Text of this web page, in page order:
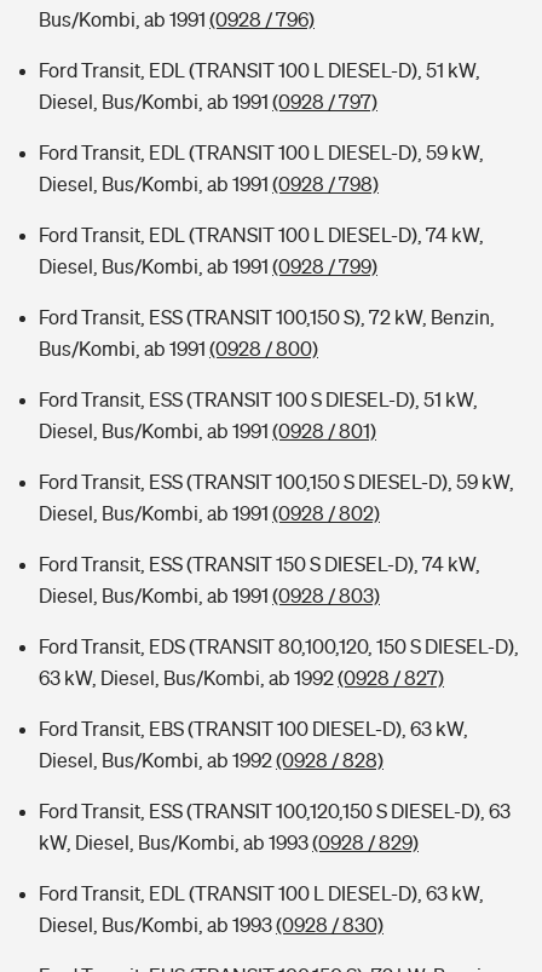
Bus/Kombi, ab 1991 (0928 / 796)
Ford Transit, EDL (TRANSIT 100 L DIESEL-D), 51 kW,
Diesel, Bus/Kombi, ab 1991 (0928 / 797)
Ford Transit, EDL (TRANSIT 100 L DIESEL-D), 59 kW,
Diesel, Bus/Kombi, ab 1991 (0928 / 798)
Ford Transit, EDL (TRANSIT 100 L DIESEL-D), 74 kW,
Diesel, Bus/Kombi, ab 1991 (0928 / 799)
Ford Transit, ESS (TRANSIT 100,150 S), 72 kW, Benzin,
Bus/Kombi, ab 1991 (0928 / 800)
Ford Transit, ESS (TRANSIT 100 S DIESEL-D), 51 kW,
Diesel, Bus/Kombi, ab 1991 (0928 / 801)
Ford Transit, ESS (TRANSIT 100,150 S DIESEL-D), 59 kW,
Diesel, Bus/Kombi, ab 1991 (0928 / 802)
Ford Transit, ESS (TRANSIT 150 S DIESEL-D), 74 kW,
Diesel, Bus/Kombi, ab 1991 (0928 / 803)
Ford Transit, EDS (TRANSIT 80,100,120, 150 S DIESEL-D),
63 kW, Diesel, Bus/Kombi, ab 1992(0928 / 827)
Ford Transit, EBS (TRANSIT 100 DIESEL-D), 63 kW,
Diesel, Bus/Kombi, ab 1992(0928 / 828)
Ford Transit, ESS (TRANSIT 100,120,150 S DIESEL-D), 63
kW, Diesel, Bus/Kombi, ab 1993(0928 / 829)
Ford Transit, EDL (TRANSIT 100 L DIESEL-D), 63 kW,
Diesel, Bus/Kombi, ab 1993(0928 / 830)